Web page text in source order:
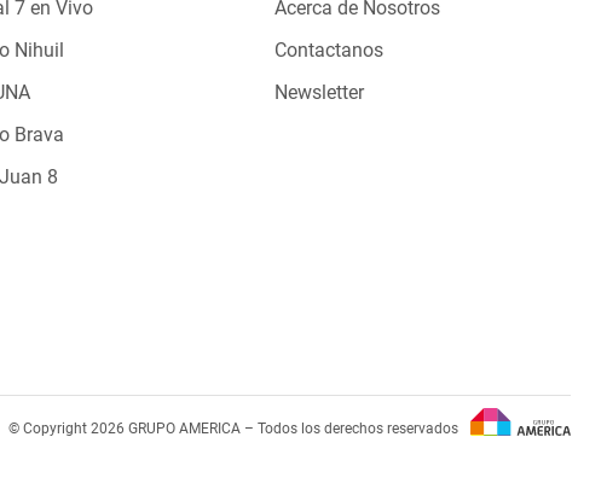
7 en Vivo
Nihuil
Brava
8
Acerca de Nosotros
Contactanos
Newsletter
© Copyright 2026 GRUPO AMERICA – Todos los derechos reservados